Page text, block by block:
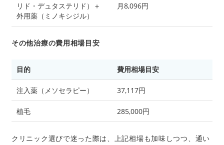
リド・デュタステリド）＋
外用薬（ミノキシジル）
月8,096円
その他治療の費用相場目安
目的 費用相場目安
注入薬（メソセラピー） 37,117円
植毛 285,000円
クリニック選びで迷った際は、上記相場も加味しつつ、通い